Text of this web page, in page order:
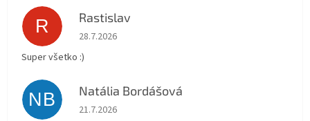
R Rastislav
Hodnotenie obchodu je 5 z 5 hviezdičiek.
28.7.2026
Super všetko :)
NB Natália Bordášová
Hodnotenie obchodu je 5 z 5 hviezdičiek.
21.7.2026